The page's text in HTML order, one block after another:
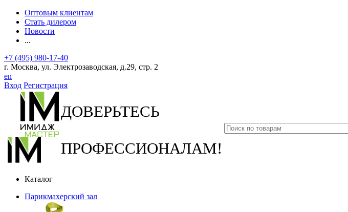
Оптовым клиентам
Стать дилером
Новости
...
+7 (495) 980-17-40
г. Москва, ул. Электрозаводская, д.29, стр. 2
en
Вход Регистрация
ДОВЕРЬТЕСЬ
ПРОФЕССИОНАЛАМ!
Каталог
Парикмахерский зал